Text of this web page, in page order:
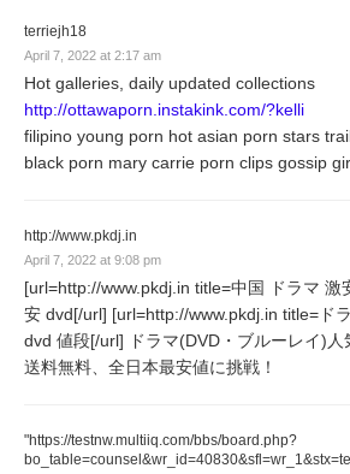
terriejh18
April 7, 2022 at 2:17 am
Hot galleries, daily updated collections
http://ottawaporn.instakink.com/?kelli
filipino young porn hot asian porn stars
black porn mary carrie porn clips gossip
http://www.pkdj.in
April 7, 2022 at 9:08 pm
[url=http://www.pkdj.in title=中国 ドラマ 激
安 dvd[/url] [url=http://www.pkdj.in title=ド
dvd 値段[/url] ドラマ(DVD・ブルーレイ)人
送料無料、全日本最安値に挑戦！
"https://testnw.multiiq.com/bbs/board.php?